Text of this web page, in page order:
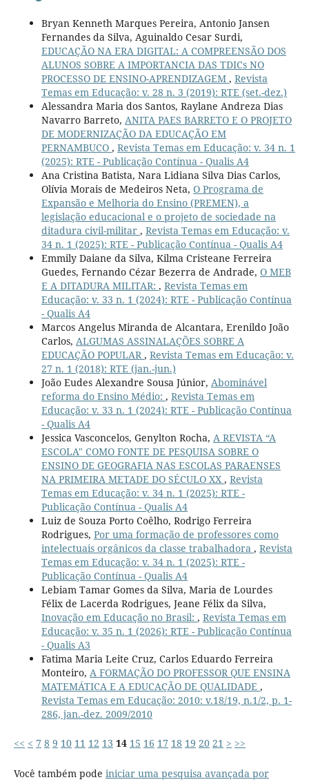
Bryan Kenneth Marques Pereira, Antonio Jansen
Fernandes da Silva, Aguinaldo Cesar Surdi,
EDUCAÇÃO NA ERA DIGITAL: A COMPREENSÃO DOS
ALUNOS SOBRE A IMPORTANCIA DAS TDICs NO
PROCESSO DE ENSINO-APRENDIZAGEM , Revista
Temas em Educação: v. 28 n. 3 (2019): RTE (set.-dez.)
Alessandra Maria dos Santos, Raylane Andreza Dias
Navarro Barreto, ANITA PAES BARRETO E O PROJETO
DE MODERNIZAÇÃO DA EDUCAÇÃO EM
PERNAMBUCO , Revista Temas em Educação: v. 34 n. 1
(2025): RTE - Publicação Contínua - Qualis A4
Ana Cristina Batista, Nara Lidiana Silva Dias Carlos,
Olívia Morais de Medeiros Neta, O Programa de
Expansão e Melhoria do Ensino (PREMEN), a
legislação educacional e o projeto de sociedade na
ditadura civil-militar , Revista Temas em Educação: v.
34 n. 1 (2025): RTE - Publicação Contínua - Qualis A4
Emmily Daiane da Silva, Kilma Cristeane Ferreira
Guedes, Fernando Cézar Bezerra de Andrade, O MEB
E A DITADURA MILITAR: , Revista Temas em
Educação: v. 33 n. 1 (2024): RTE - Publicação Contínua
- Qualis A4
Marcos Angelus Miranda de Alcantara, Erenildo João
Carlos, ALGUMAS ASSINALAÇÕES SOBRE A
EDUCAÇÃO POPULAR , Revista Temas em Educação: v.
27 n. 1 (2018): RTE (jan.-jun.)
João Eudes Alexandre Sousa Júnior, Abominável
reforma do Ensino Médio: , Revista Temas em
Educação: v. 33 n. 1 (2024): RTE - Publicação Contínua
- Qualis A4
Jessica Vasconcelos, Genylton Rocha, A REVISTA “A
ESCOLA" COMO FONTE DE PESQUISA SOBRE O
ENSINO DE GEOGRAFIA NAS ESCOLAS PARAENSES
NA PRIMEIRA METADE DO SÉCULO XX , Revista
Temas em Educação: v. 34 n. 1 (2025): RTE -
Publicação Contínua - Qualis A4
Luiz de Souza Porto Coêlho, Rodrigo Ferreira
Rodrigues, Por uma formação de professores como
intelectuais orgânicos da classe trabalhadora , Revista
Temas em Educação: v. 34 n. 1 (2025): RTE -
Publicação Contínua - Qualis A4
Lebiam Tamar Gomes da Silva, Maria de Lourdes
Félix de Lacerda Rodrigues, Jeane Félix da Silva,
Inovação em Educação no Brasil: , Revista Temas em
Educação: v. 35 n. 1 (2026): RTE - Publicação Contínua
- Qualis A3
Fatima Maria Leite Cruz, Carlos Eduardo Ferreira
Monteiro, A FORMAÇÃO DO PROFESSOR QUE ENSINA
MATEMÁTICA E A EDUCAÇÃO DE QUALIDADE ,
Revista Temas em Educação: 2010: v.18/19, n.1/2, p. 1-
286, jan.-dez. 2009/2010
<< < 7 8 9 10 11 12 13 14 15 16 17 18 19 20 21 > >>
Você também pode iniciar uma pesquisa avançada por